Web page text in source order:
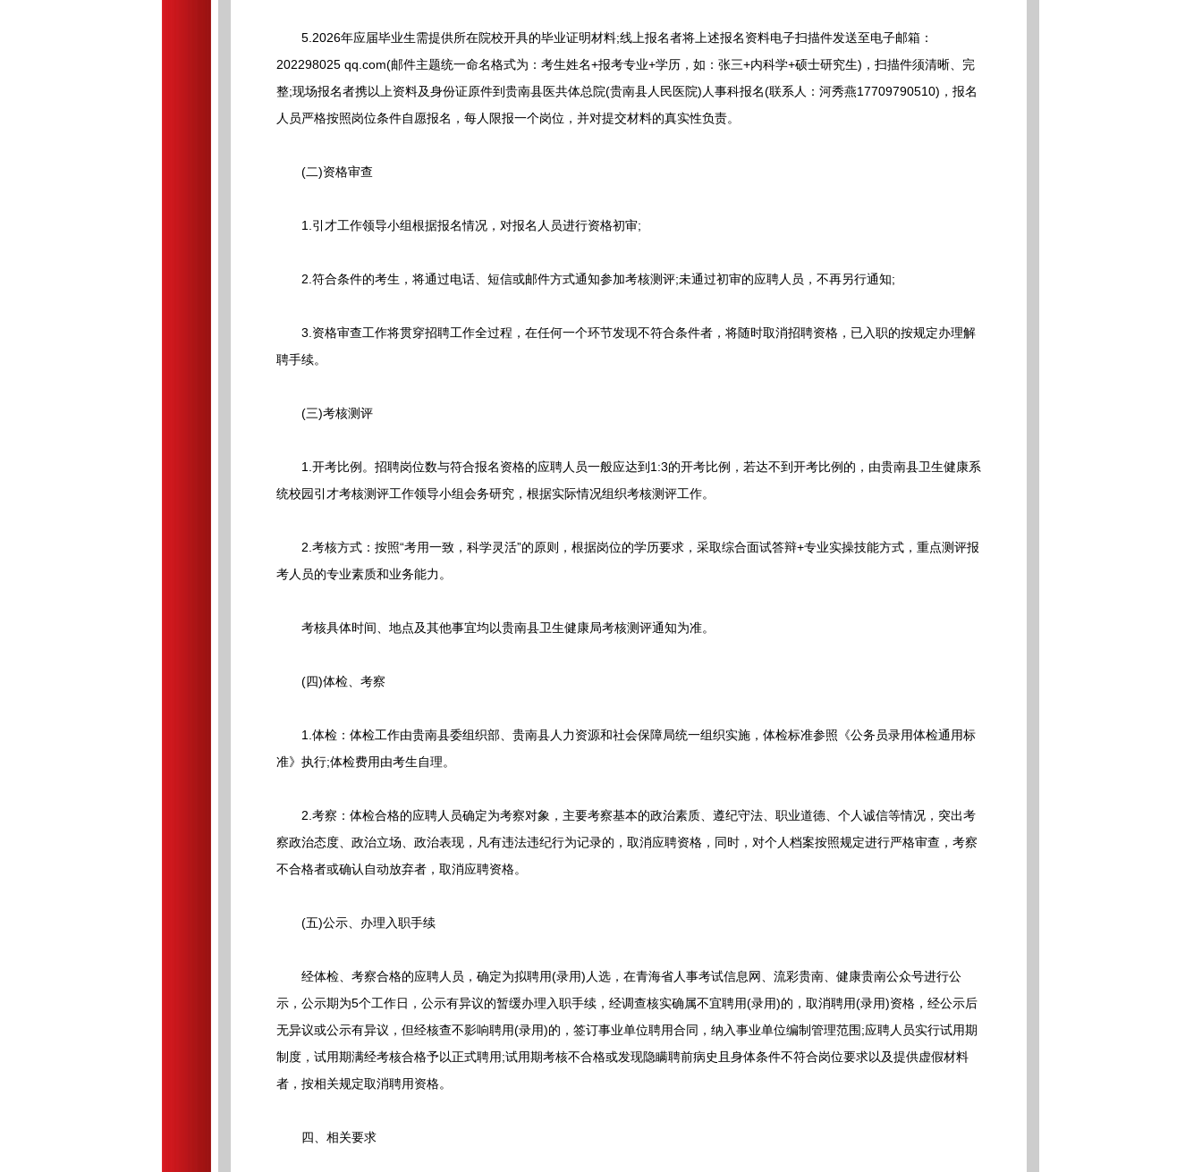
5.2026年应届毕业生需提供所在院校开具的毕业证明材料;线上报名者将上述报名资料电子扫描件发送至电子邮箱：
202298025 qq.com(邮件主题统一命名格式为：考生姓名+报考专业+学历，如：张三+内科学+硕士研究生)，扫描件须清晰、完
整;现场报名者携以上资料及身份证原件到贵南县医共体总院(贵南县人民医院)人事科报名(联系人：河秀燕17709790510)，报名
人员严格按照岗位条件自愿报名，每人限报一个岗位，并对提交材料的真实性负责。
(二)资格审查
1.引才工作领导小组根据报名情况，对报名人员进行资格初审;
2.符合条件的考生，将通过电话、短信或邮件方式通知参加考核测评;未通过初审的应聘人员，不再另行通知;
3.资格审查工作将贯穿招聘工作全过程，在任何一个环节发现不符合条件者，将随时取消招聘资格，已入职的按规定办理解
聘手续。
(三)考核测评
1.开考比例。招聘岗位数与符合报名资格的应聘人员一般应达到1:3的开考比例，若达不到开考比例的，由贵南县卫生健康系
统校园引才考核测评工作领导小组会务研究，根据实际情况组织考核测评工作。
2.考核方式：按照“考用一致，科学灵活”的原则，根据岗位的学历要求，采取综合面试答辩+专业实操技能方式，重点测评报
考人员的专业素质和业务能力。
考核具体时间、地点及其他事宜均以贵南县卫生健康局考核测评通知为准。
(四)体检、考察
1.体检：体检工作由贵南县委组织部、贵南县人力资源和社会保障局统一组织实施，体检标准参照《公务员录用体检通用标
准》执行;体检费用由考生自理。
2.考察：体检合格的应聘人员确定为考察对象，主要考察基本的政治素质、遵纪守法、职业道德、个人诚信等情况，突出考
察政治态度、政治立场、政治表现，凡有违法违纪行为记录的，取消应聘资格，同时，对个人档案按照规定进行严格审查，考察
不合格者或确认自动放弃者，取消应聘资格。
(五)公示、办理入职手续
经体检、考察合格的应聘人员，确定为拟聘用(录用)人选，在青海省人事考试信息网、流彩贵南、健康贵南公众号进行公
示，公示期为5个工作日，公示有异议的暂缓办理入职手续，经调查核实确属不宜聘用(录用)的，取消聘用(录用)资格，经公示后
无异议或公示有异议，但经核查不影响聘用(录用)的，签订事业单位聘用合同，纳入事业单位编制管理范围;应聘人员实行试用期
制度，试用期满经考核合格予以正式聘用;试用期考核不合格或发现隐瞒聘前病史且身体条件不符合岗位要求以及提供虚假材料
者，按相关规定取消聘用资格。
四、相关要求